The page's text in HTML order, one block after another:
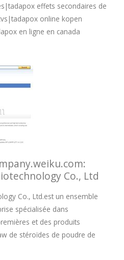
effets secondaires de
online kopen
en ligne en canada
Co., Ltd
Co., Ltd.est un ensemble
spécialisée dans
et des produits
de stéroïdes de poudre de